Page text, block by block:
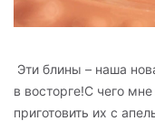
Эти блины – наша
в восторге!С чего
приготовить их с